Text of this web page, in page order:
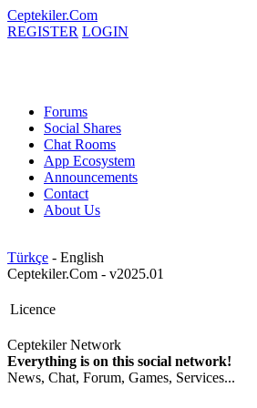
Ceptekiler.Com
REGISTER LOGIN
Forums
Social Shares
Chat Rooms
App Ecosystem
Announcements
Contact
About Us
Türkçe - English
Ceptekiler.Com - v2025.01
Licence
Ceptekiler Network
Everything is on this social network!
News, Chat, Forum, Games, Services...